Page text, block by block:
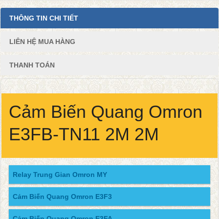
THÔNG TIN CHI TIẾT
LIÊN HỆ MUA HÀNG
THANH TOÁN
Cảm Biến Quang Omron
E3FB-TN11 2M 2M
Relay Trung Gian Omron MY
Cảm Biến Quang Omron E3F3